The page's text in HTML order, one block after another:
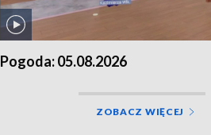
Pogoda: 05.08.2026
ZOBACZ WIĘCEJ